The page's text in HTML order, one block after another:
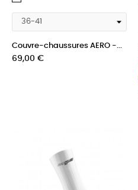
Couvre-chaussures AERO -...
Prix
69,00 €